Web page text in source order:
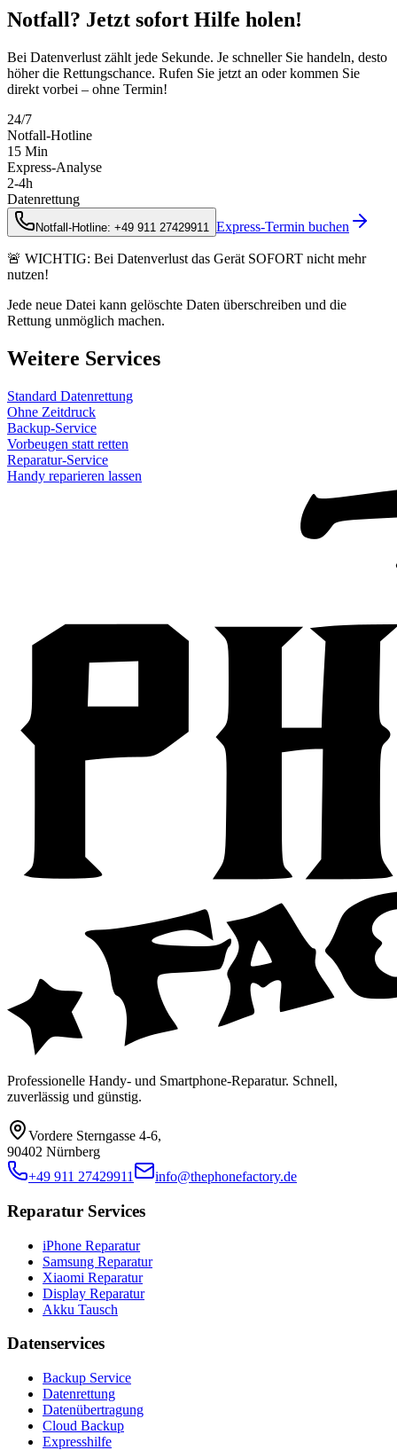
Notfall? Jetzt sofort Hilfe holen!
Bei Datenverlust zählt jede Sekunde. Je schneller Sie handeln, desto
höher die Rettungschance. Rufen Sie jetzt an oder kommen Sie
direkt vorbei – ohne Termin!
24/7
Notfall-Hotline
15 Min
Express-Analyse
2-4h
Datenrettung
Notfall-Hotline: +49 911 27429911 Express-Termin buchen
🚨 WICHTIG: Bei Datenverlust das Gerät SOFORT nicht mehr
nutzen!
Jede neue Datei kann gelöschte Daten überschreiben und die
Rettung unmöglich machen.
Weitere Services
Standard Datenrettung
Ohne Zeitdruck
Backup-Service
Vorbeugen statt retten
Reparatur-Service
Handy reparieren lassen
Professionelle Handy- und Smartphone-Reparatur. Schnell,
zuverlässig und günstig.
Vordere Sterngasse 4-6,
90402 Nürnberg
+49 911 27429911
info@thephonefactory.de
Reparatur Services
iPhone Reparatur
Samsung Reparatur
Xiaomi Reparatur
Display Reparatur
Akku Tausch
Datenservices
Backup Service
Datenrettung
Datenübertragung
Cloud Backup
Expresshilfe